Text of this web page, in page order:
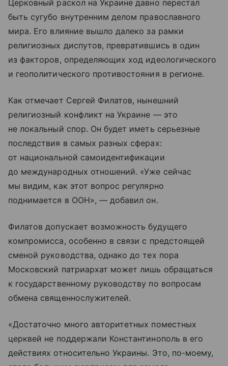
Церковный раскол на Украине давно перестал
быть сугубо внутренним делом православного
мира. Его влияние вышло далеко за рамки
религиозных диспутов, превратившись в один
из факторов, определяющих ход идеологического
и геополитического противостояния в регионе.
Как отмечает Сергей Филатов, нынешний
религиозный конфликт на Украине — это
не локальный спор. Он будет иметь серьезные
последствия в самых разных сферах:
от национальной самоидентификации
до международных отношений. «Уже сейчас
мы видим, как этот вопрос регулярно
поднимается в ООН», — добавил он.
Филатов допускает возможность будущего
компромисса, особенно в связи с предстоящей
сменой руководства, однако до тех пора
Московский патриархат может лишь обращаться
к государственному руководству по вопросам
обмена священнослужителей.
«Достаточно много авторитетных поместных
церквей не поддержали Константинополь в его
действиях относительно Украины. Это, по-моему,